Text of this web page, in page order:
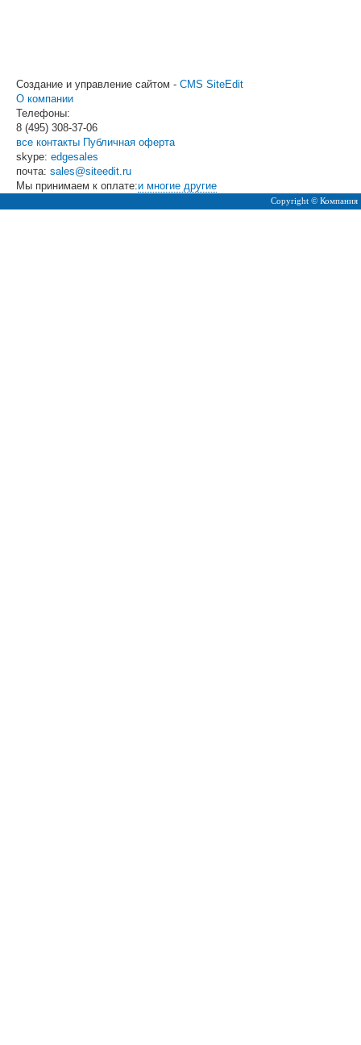
Создание и управление сайтом - CMS SiteEdit
О компании
Телефоны:
8 (495) 308-37-06
все контакты Публичная оферта
skype: edgesales
почта: sales@siteedit.ru
Мы принимаем к оплате:и многие другие
Copyright © Компания